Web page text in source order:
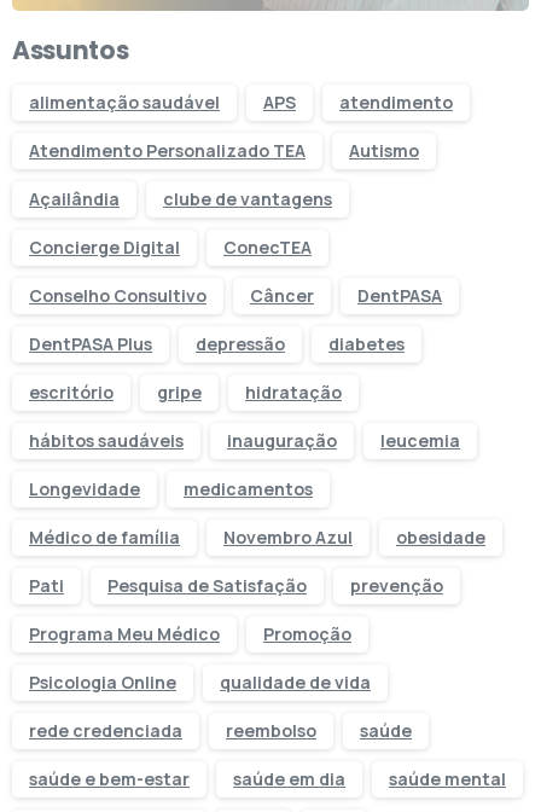
Assuntos
alimentação saudável APS atendimento
Atendimento Personalizado TEA Autismo
Açailândia clube de vantagens
Concierge Digital ConecTEA
Conselho Consultivo Câncer DentPASA
DentPASA Plus depressão diabetes
escritório gripe hidratação
hábitos saudáveis inauguração leucemia
Longevidade medicamentos
Médico de família Novembro Azul obesidade
Pati Pesquisa de Satisfação prevenção
Programa Meu Médico Promoção
Psicologia Online qualidade de vida
rede credenciada reembolso saúde
saúde e bem-estar saúde em dia saúde mental